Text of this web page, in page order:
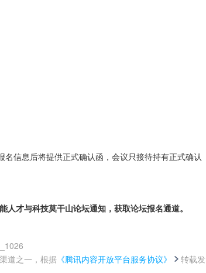
信息后将提供正式确认函，会议只接待持有正式确认
才与科技莫干山论坛通知，获取论坛报名通道。
道之一，根据 《腾讯内容开放平台服务协议》
转载发